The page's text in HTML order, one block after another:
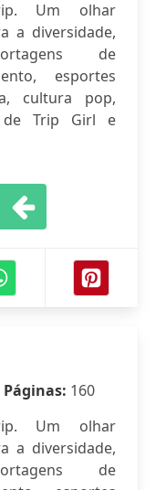
Um olhar
a diversidade,
de
esportes
cultura pop,
de Trip Girl e
160
Um olhar
a diversidade,
de